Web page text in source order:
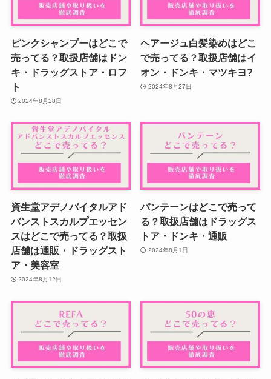
ピンクシャンプーはどこで
売ってる？取扱店舗はドン
キ・ドラッグストア・ロフ
ト
2024年8月28日
ヘアージュ白髪染めはどこ
で売ってる？取扱店舗はイ
オン・ドンキ・マツキヨ?
2024年8月27日
資生堂アデノバイタルアド
バンストスカルプエッセン
スはどこで売ってる？取扱
店舗は通販・ドラッグスト
ア・美容室
2024年8月12日
パンテーンはどこで売って
る？取扱店舗はドラッグス
トア・ドンキ・通販
2024年8月1日